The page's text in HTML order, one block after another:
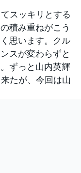
スッキリとする
積み重ねがこう
思います。クル
スが変わらずと
ずっと山内英輝
たが、今回は山